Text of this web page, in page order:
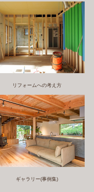
リフォームへの考え方
ギャラリー(事例集)